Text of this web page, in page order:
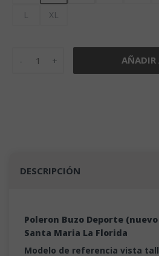
L
XL
Poleron Buzo Deporte (nuevo
AÑADIR
DESCRIPCIÓN
Poleron Buzo Deporte
Santa Maria La Florida
Modelo de referencia vista